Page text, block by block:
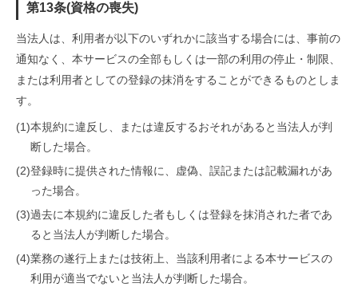
第13条(資格の喪失)
当法人は、利用者が以下のいずれかに該当する場合には、事前の
通知なく、本サービスの全部もしくは一部の利用の停止・制限、
または利用者としての登録の抹消をすることができるものとしま
す。
(1)本規約に違反し、または違反するおそれがあると当法人が判
断した場合。
(2)登録時に提供された情報に、虚偽、誤記または記載漏れがあ
った場合。
(3)過去に本規約に違反した者もしくは登録を抹消された者であ
ると当法人が判断した場合。
(4)業務の遂行上または技術上、当該利用者による本サービスの
利用が適当でないと当法人が判断した場合。